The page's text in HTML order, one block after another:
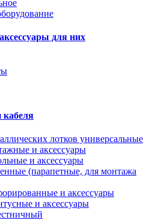
для них
лотков универсальные
и аксессуары
и аксессуары
(парапетные, для монтажа
и аксессуары
и аксессуары